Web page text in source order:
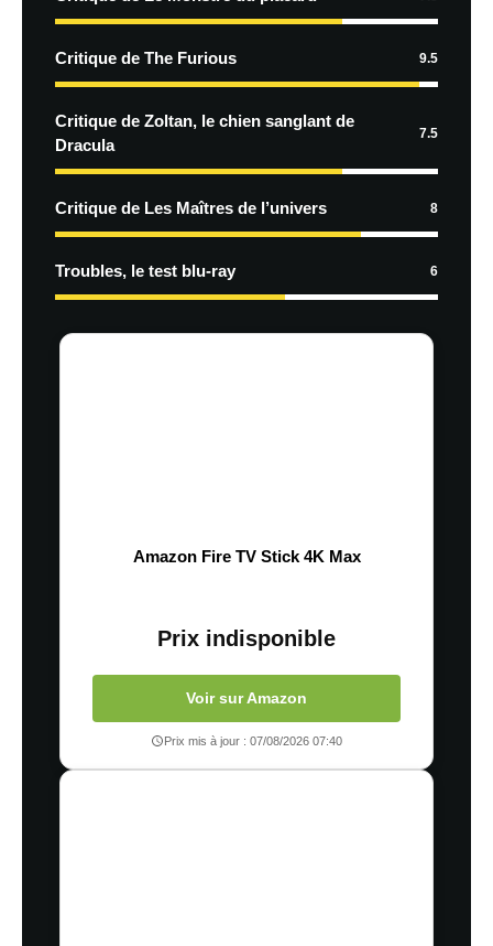
Critique de The Furious 9.5
Critique de Zoltan, le chien sanglant de
Dracula
7.5
Critique de Les Maîtres de l’univers 8
Troubles, le test blu-ray 6
Amazon Fire TV Stick 4K Max
Prix indisponible
Voir sur Amazon
Prix mis à jour : 07/08/2026 07:40